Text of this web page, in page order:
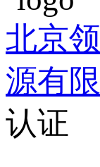
北京
源有
认证